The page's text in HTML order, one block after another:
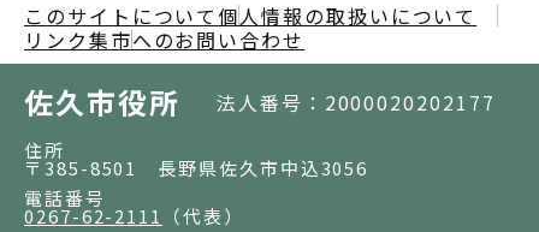
このサイトについて 個人情報の取扱いについて
リンク集市へのお問い合わせ
佐久市役所 法人番号：2000020202177
住所
〒385-8501 長野県佐久市中込3056
電話番号
0267-62-2111
（代表）